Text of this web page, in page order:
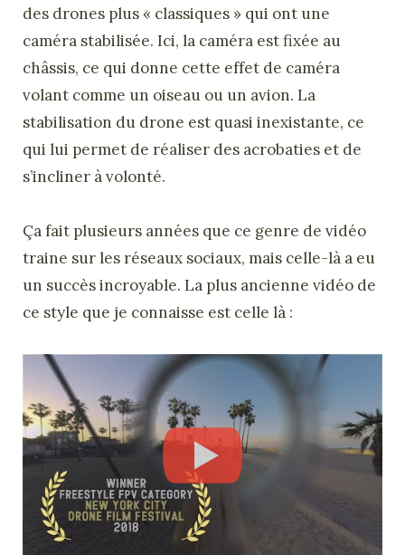
des drones plus « classiques » qui ont une
caméra stabilisée. Ici, la caméra est fixée au
châssis, ce qui donne cette effet de caméra
volant comme un oiseau ou un avion. La
stabilisation du drone est quasi inexistante, ce
qui lui permet de réaliser des acrobaties et de
s’incliner à volonté.
Ça fait plusieurs années que ce genre de vidéo
traine sur les réseaux sociaux, mais celle-là a eu
un succès incroyable. La plus ancienne vidéo de
ce style que je connaisse est celle là :